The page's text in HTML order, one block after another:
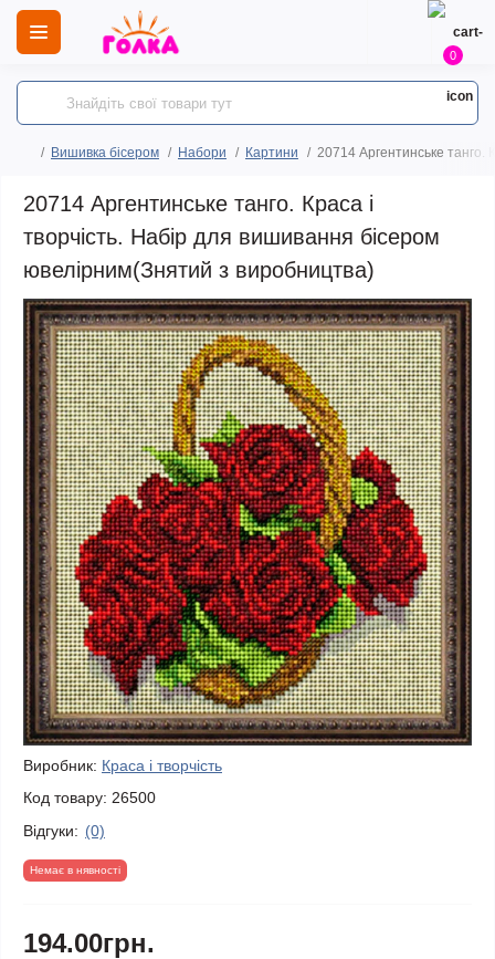
0
Вишивка бісером Набори Картини 20714 Аргентинське танго.
20714 Аргентинське танго. Краса і
творчість. Набір для вишивання бісером
ювелірним(Знятий з виробництва)
Виробник: Краса і творчість
Код товару: 26500
Відгуки: (0)
Немає в нявності
194.00грн.